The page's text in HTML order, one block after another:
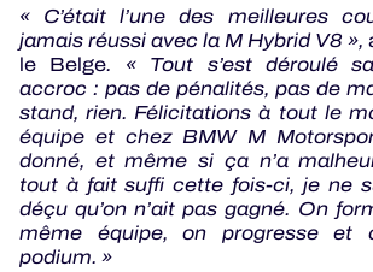
« C’était l’une des meilleures
jamais réussi avec la M Hybrid V8 »,
le Belge. « Tout s’est déroulé
accroc : pas de pénalités, pas de
stand, rien. Félicitations à tout le
équipe et chez BMW M
donné, et même si ça n’a
tout à fait suffi cette fois-ci, je ne
déçu qu’on n’ait pas gagné. On
même équipe, on progresse et
podium. »